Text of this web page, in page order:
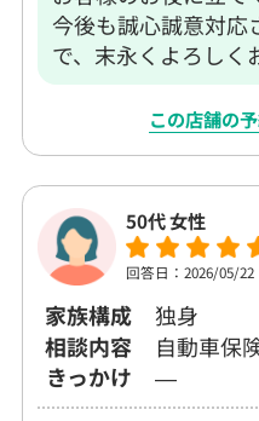
今後も誠心誠意対応
で、末永くよろしく
この店舗の
50代 女性
回答日：2026/05/22
家族構成
独身
相談内容
自動車保
きっかけ
―